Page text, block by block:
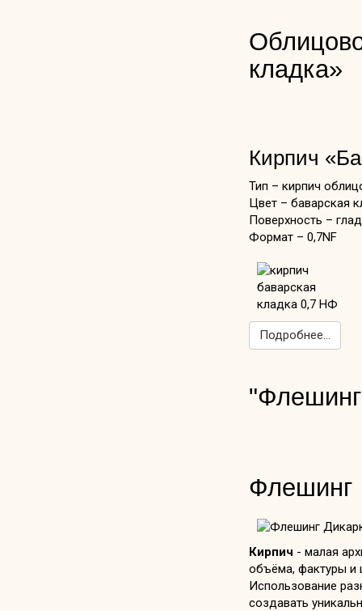
кладка»
Кирпич
Тип – кирпич
Цвет – баварская
Поверхность –
Формат – 0,7NF
Подробнее...
Флешинг
Кирпич - малая
объёма, фактуры и
Использование
создавать